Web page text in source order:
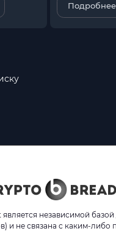
Подробнее
независимой
и не связана с каким-либо